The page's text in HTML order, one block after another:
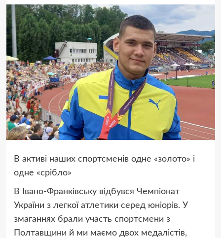
В активі наших спортсменів одне «золото» і
одне «срібло»
В Івано-Франківську відбувся Чемпіонат
України з легкої атлетики серед юніорів. У
змаганнях брали участь спортсмени з
Полтавщини й ми маємо двох медалістів,